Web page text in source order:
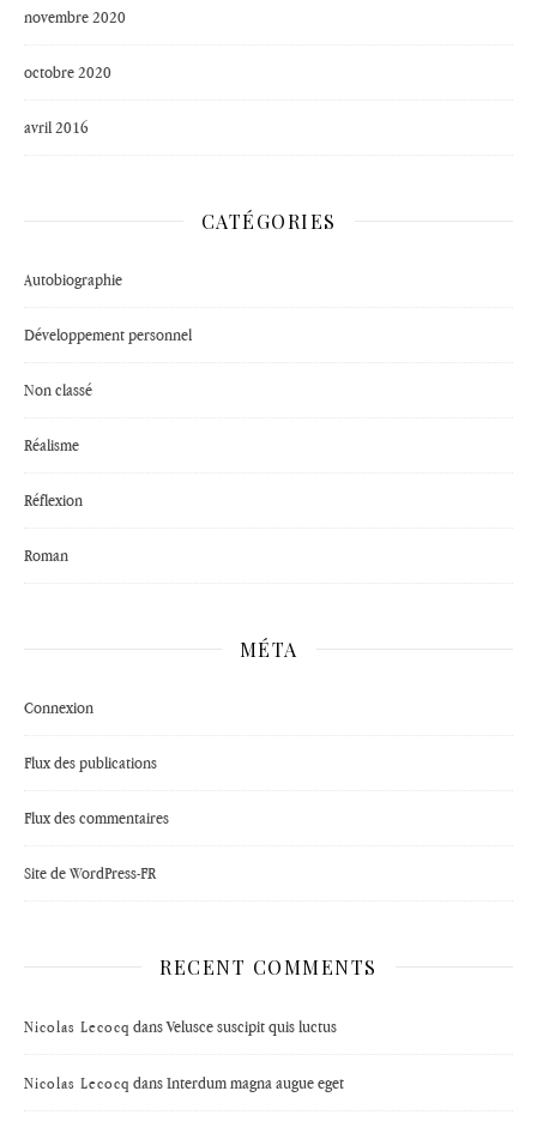
novembre 2020
octobre 2020
avril 2016
CATÉGORIES
Autobiographie
Développement personnel
Non classé
Réalisme
Réflexion
Roman
MÉTA
Connexion
Flux des publications
Flux des commentaires
Site de WordPress-FR
RECENT COMMENTS
Nicolas Lecocq dansVelusce suscipit quis luctus
Nicolas Lecocq dansInterdum magna augue eget